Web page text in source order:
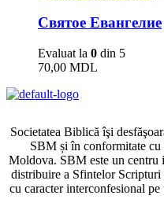
Святое Евангелие
Evaluat la 0 din 5
70,00 MDL
Societatea Biblică îşi
SBM și în conformitate
Moldova. SBM este un centru
distribuire a Sfintelor Scripturi
cu caracter interconfesional